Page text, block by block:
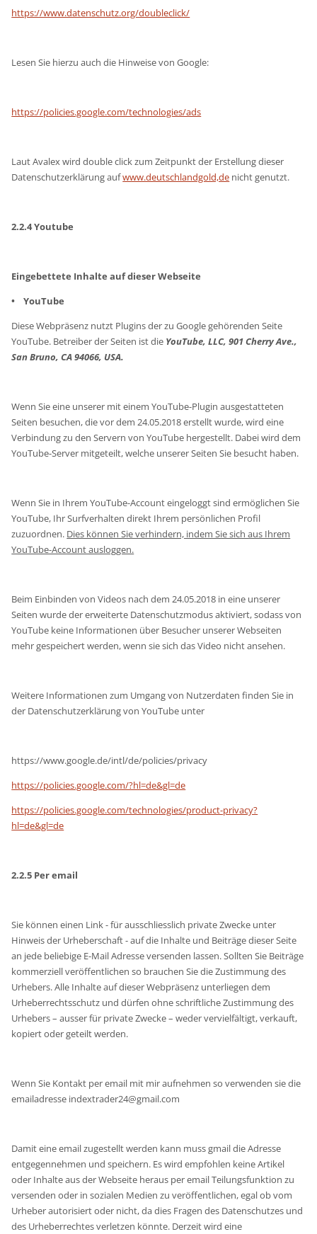
https://www.datenschutz.org/doubleclick/
Lesen Sie hierzu auch die Hinweise von Google:
https://policies.google.com/technologies/ads
Laut Avalex wird double click zum Zeitpunkt der Erstellung dieser
Datenschutzerklärung aufwww.deutschlandgold,de nicht genutzt.
2.2.4 Youtube
Eingebettete Inhalte auf dieser Webseite
• YouTube
Diese Webpräsenz nutzt Plugins der zu Google gehörenden Seite
YouTube. Betreiber der Seiten ist die YouTube, LLC, 901 Cherry Ave.,
San Bruno, CA 94066, USA.
Wenn Sie eine unserer mit einem YouTube-Plugin ausgestatteten
Seiten besuchen, die vor dem 24.05.2018 erstellt wurde, wird eine
Verbindung zu den Servern von YouTube hergestellt. Dabei wird dem
YouTube-Server mitgeteilt, welche unserer Seiten Sie besucht haben.
Wenn Sie in Ihrem YouTube-Account eingeloggt sind ermöglichen Sie
YouTube, Ihr Surfverhalten direkt Ihrem persönlichen Profil
zuzuordnen. Dies können Sie verhindern, indem Sie sich aus Ihrem
YouTube-Account ausloggen.
Beim Einbinden von Videos nach dem 24.05.2018 in eine unserer
Seiten wurde der erweiterte Datenschutzmodus aktiviert, sodass von
YouTube keine Informationen über Besucher unserer Webseiten
mehr gespeichert werden, wenn sie sich das Video nicht ansehen.
Weitere Informationen zum Umgang von Nutzerdaten finden Sie in
der Datenschutzerklärung von YouTube unter
https://www.google.de/intl/de/policies/privacy
https://policies.google.com/?hl=de&gl=de
https://policies.google.com/technologies/product-privacy?
hl=de&gl=de
2.2.5 Per email
Sie können einen Link - für ausschliesslich private Zwecke unter
Hinweis der Urheberschaft - auf die Inhalte und Beiträge dieser Seite
an jede beliebige E-Mail Adresse versenden lassen. Sollten Sie Beiträge
kommerziell veröffentlichen so brauchen Sie die Zustimmung des
Urhebers. Alle Inhalte auf dieser Webpräsenz unterliegen dem
Urheberrechtsschutz und dürfen ohne schriftliche Zustimmung des
Urhebers – ausser für private Zwecke – weder vervielfältigt, verkauft,
kopiert oder geteilt werden.
Wenn Sie Kontakt per email mit mir aufnehmen so verwenden sie die
emailadresse indextrader24@gmail.com
Damit eine email zugestellt werden kann muss gmail die Adresse
entgegennehmen und speichern. Es wird empfohlen keine Artikel
oder Inhalte aus der Webseite heraus per email Teilungsfunktion zu
versenden oder in sozialen Medien zu veröffentlichen, egal ob vom
Urheber autorisiert oder nicht, da dies Fragen des Datenschutzes und
des Urheberrechtes verletzen könnte. Derzeit wird eine